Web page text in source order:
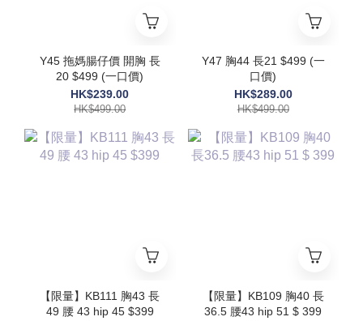
Y45 拖媽腸仔價 開胸 長
20 $499 (一口價)
HK$239.00
HK$499.00
Y47 胸44 長21 $499 (一
口價)
HK$289.00
HK$499.00
【限量】KB111 胸43 長
49 腰 43 hip 45 $399
【限量】KB109 胸40 長
36.5 腰43 hip 51 $ 399